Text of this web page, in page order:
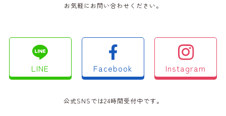
お気軽にお問い合わせください。
LINE Facebook Instagram
公式SNSでは24時間受付中です。